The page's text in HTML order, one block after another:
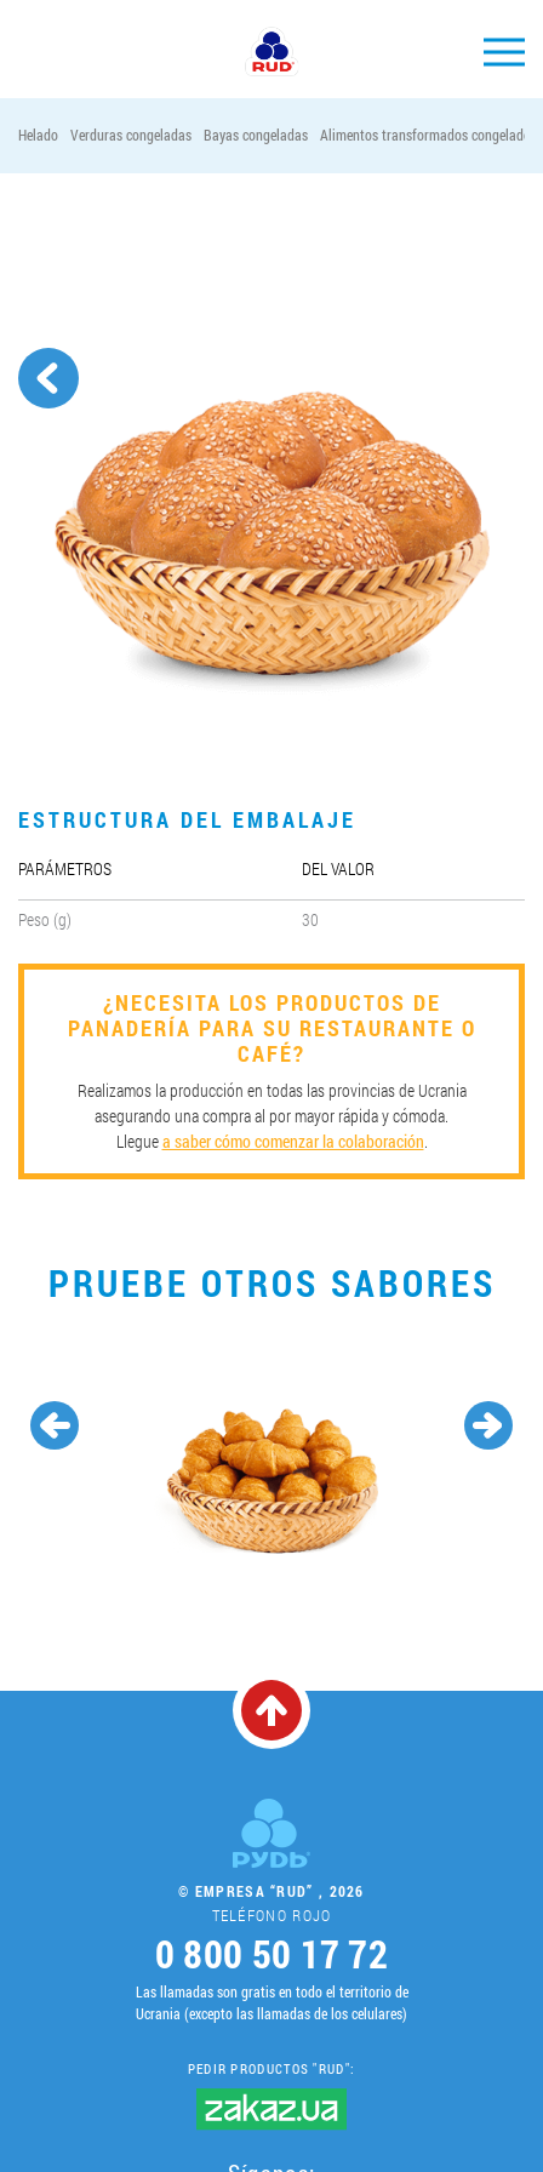
Vacantes
PEDIR PRODUCTOS "RUD":
LLEGAR A SER SOCIO
0412 48 28 17
0412 42 29 23
Helado Verduras congeladas Bayas congeladas Alimentos transformados congelados
ESTRUCTURA DEL EMBALAJE
PARÁMETROS DEL VALOR
Peso (g) 30
¿NECESITA LOS PRODUCTOS DE
PANADERÍA PARA SU RESTAURANTE O
CAFÉ?
Realizamos la producción en todas las provincias de Ucrania
asegurando una compra al por mayor rápida y cómoda.
Lleguea saber cómo comenzar la colaboración.
PRUEBE OTROS SABORES
© EMPRESA “RUD” , 2026
TELÉFONO ROJO
0 800 50 17 72
Las llamadas son gratis en todo el territorio de
Ucrania (excepto las llamadas de los celulares)
PEDIR PRODUCTOS "RUD":